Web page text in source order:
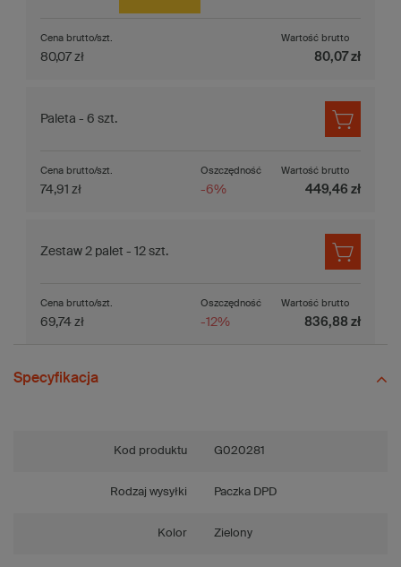
Cena brutto/szt.
80,07 zł
Wartość brutto
80,07 zł
Paleta - 6 szt.
Oszczędność
-6%
Cena brutto/szt.
74,91 zł
Wartość brutto
449,46 zł
Zestaw 2 palet - 12 szt.
Oszczędność
-12%
Cena brutto/szt.
69,74 zł
Wartość brutto
836,88 zł
Specyfikacja
Kod produktu G020281
Rodzaj wysyłki Paczka DPD
Kolor Zielony